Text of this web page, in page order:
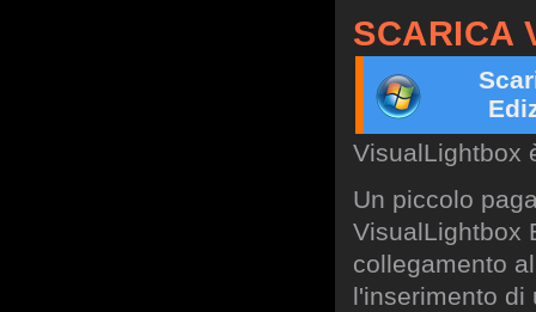
SCARICA
VisualLightbox
Un piccolo
VisualLightbox
collegamento
l'inserimento di